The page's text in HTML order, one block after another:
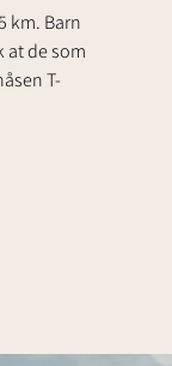
km. Barn
at de som
T-